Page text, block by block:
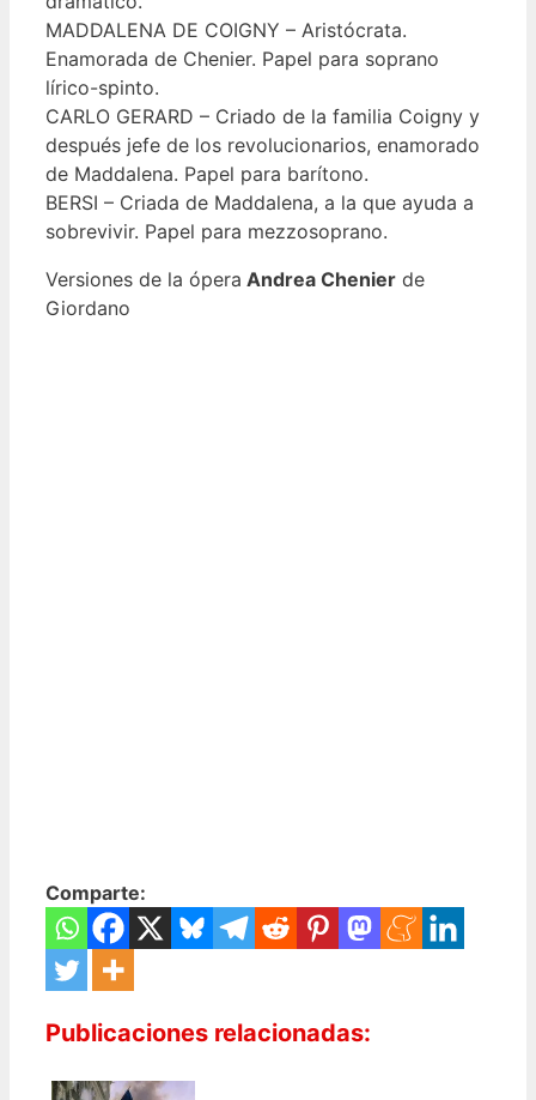
MADDALENA DE COIGNY – Aristócrata.
Enamorada de Chenier. Papel para soprano
lírico-spinto.
CARLO GERARD – Criado de la familia Coigny y
después jefe de los revolucionarios, enamorado
de Maddalena. Papel para barítono.
BERSI – Criada de Maddalena, a la que ayuda a
sobrevivir. Papel para mezzosoprano.
Versiones de la ópera Andrea Chenier de
Giordano
Comparte:
Publicaciones relacionadas: